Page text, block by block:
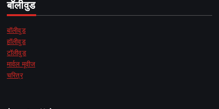
बॉलीवुड
बॉलीवुड
हॉलीवुड
टॉलीवुड
मार्वल मूवीज
चरित्र